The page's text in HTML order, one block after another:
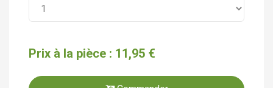
Prix à la pièce : 11,95 €